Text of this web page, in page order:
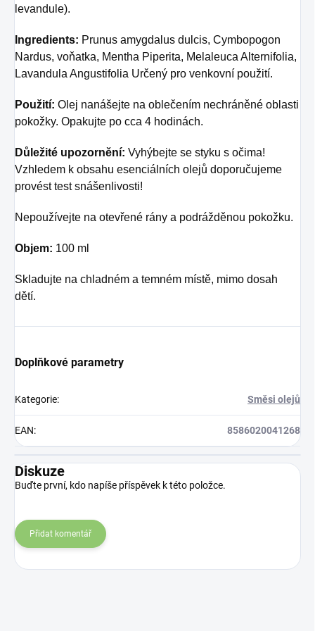
levandule).
Ingredients: Prunus amygdalus dulcis, Cymbopogon
Nardus, voňatka, Mentha Piperita, Melaleuca Alternifolia,
Lavandula Angustifolia Určený pro venkovní použití.
Použití: Olej nanášejte na oblečením nechráněné oblasti
pokožky. Opakujte po cca 4 hodinách.
Důležité upozornění: Vyhýbejte se styku s očima!
Vzhledem k obsahu esenciálních olejů doporučujeme
provést test snášenlivosti!
Nepoužívejte na otevřené rány a podrážděnou pokožku.
Objem: 100 ml
Skladujte na chladném a temném místě, mimo dosah
dětí.
Doplňkové parametry
Kategorie: Směsi olejů
EAN: 8586020041268
Diskuze
Buďte první, kdo napíše příspěvek k této položce.
Přidat komentář